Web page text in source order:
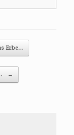
Erbe…
→